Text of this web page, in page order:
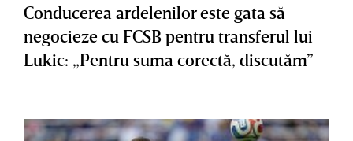
Conducerea ardelenilor este gata să
negocieze cu FCSB pentru transferul lui
Lukic: „Pentru suma corectă, discutăm”